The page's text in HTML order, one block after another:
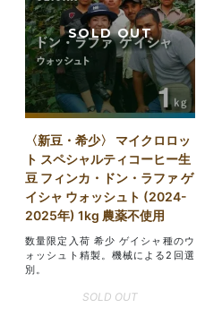
〈新豆・希少〉 マイクロロッ
ト スペシャルティコーヒー生
豆 フィンカ・ドン・ラファ ゲ
イシャ ウォッシュト (2024-
2025年) 1kg 農薬不使用
数量限定入荷 希少 ゲイシャ種のウ
ォッシュト精製。機械による2回選
別。
SOLD OUT